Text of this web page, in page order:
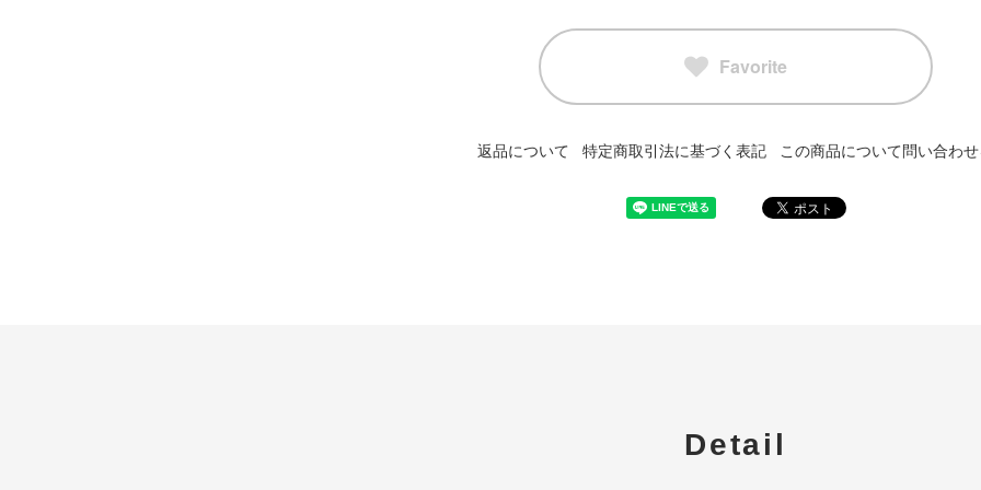
Favorite
返品について 特定商取引法に基づく表記 この商品について問い合わ
Detail